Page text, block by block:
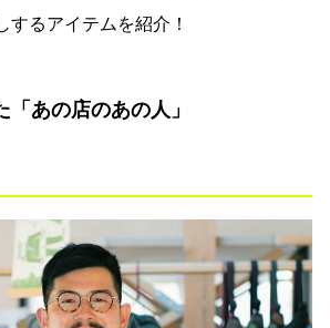
するアイテムを紹介！
あの店のあの人」